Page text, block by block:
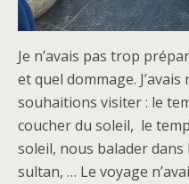
Je n’avais pas trop
et quel dommage.
souhaitions visiter : le
coucher du soleil, le
soleil, nous balader dans
sultan, … Le voyage